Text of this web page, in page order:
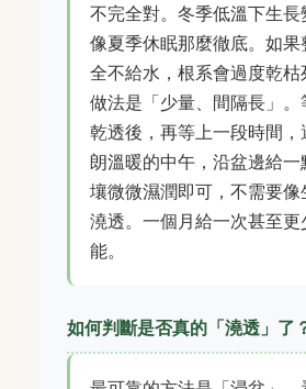
不完全對。冬季低溫下生長
像夏季休眠那麼徹底。如果
全不給水，根系會過度乾枯
做法是「少量、間隔長」。
乾透後，再等上一段時間，
朗溫暖的中午，沿盆邊給一
壤微微濕潤即可，不需要像
澆透。一個月給一次甚至更
能。
如何判斷是否真的「澆透」了